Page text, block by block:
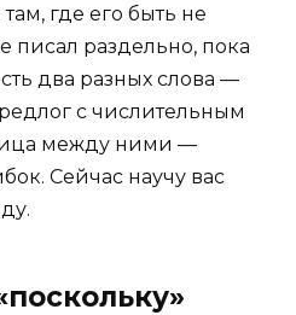
где его быть не
писал раздельно, пока
два разных слова —
с числительным
между ними —
Сейчас научу вас